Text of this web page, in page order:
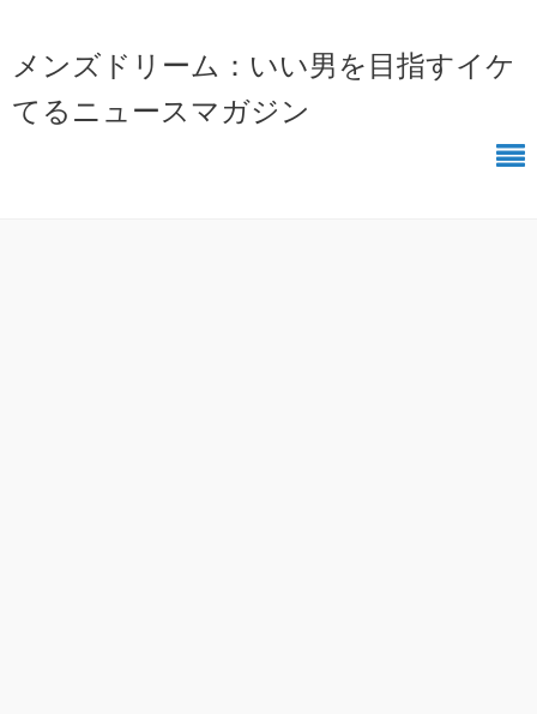
メンズドリーム：いい男を目指すイケ
てるニュースマガジン